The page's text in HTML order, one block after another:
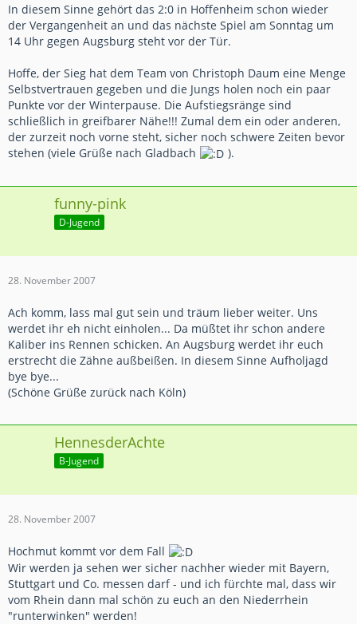
In diesem Sinne gehört das 2:0 in Hoffenheim schon wieder
der Vergangenheit an und das nächste Spiel am Sonntag um
14 Uhr gegen Augsburg steht vor der Tür.
Hoffe, der Sieg hat dem Team von Christoph Daum eine Menge
Selbstvertrauen gegeben und die Jungs holen noch ein paar
Punkte vor der Winterpause. Die Aufstiegsränge sind
schließlich in greifbarer Nähe!!! Zumal dem ein oder anderen,
der zurzeit noch vorne steht, sicher noch schwere Zeiten bevor
stehen (viele Grüße nach Gladbach
).
funny-pink
D-Jugend
28. November 2007
Ach komm, lass mal gut sein und träum lieber weiter. Uns
werdet ihr eh nicht einholen... Da müßtet ihr schon andere
Kaliber ins Rennen schicken. An Augsburg werdet ihr euch
erstrecht die Zähne außbeißen. In diesem Sinne Aufholjagd
bye bye...
(Schöne Grüße zurück nach Köln)
HennesderAchte
B-Jugend
28. November 2007
Hochmut kommt vor dem Fall
Wir werden ja sehen wer sicher nachher wieder mit Bayern,
Stuttgart und Co. messen darf - und ich fürchte mal, dass wir
vom Rhein dann mal schön zu euch an den Niederrhein
"runterwinken" werden!